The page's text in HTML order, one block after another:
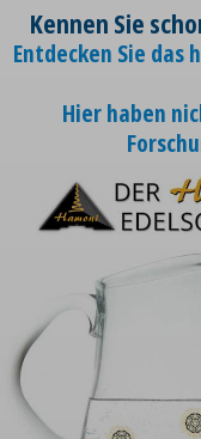
Kennen Sie
Entdecken Sie
Hier haben